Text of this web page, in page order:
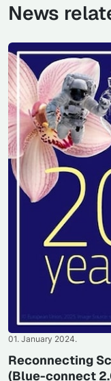
News
01. January 2024.
Reconnecting
(Blue-connect